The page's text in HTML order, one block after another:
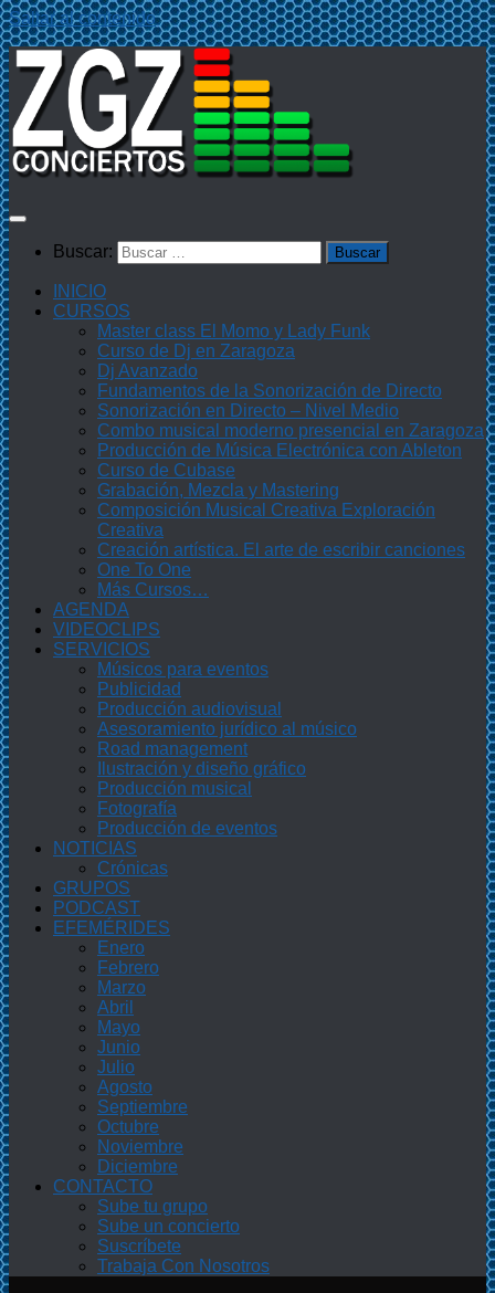
Saltar al contenido
Buscar:
INICIO
CURSOS
Master class El Momo y Lady Funk
Curso de Dj en Zaragoza
Dj Avanzado
Fundamentos de la Sonorización de Directo
Sonorización en Directo – Nivel Medio
Combo musical moderno presencial en Zaragoza
Producción de Música Electrónica con Ableton
Curso de Cubase
Grabación, Mezcla y Mastering
Composición Musical Creativa Exploración
Creativa
Creación artística. El arte de escribir canciones
One To One
Más Cursos…
AGENDA
VIDEOCLIPS
SERVICIOS
Músicos para eventos
Publicidad
Producción audiovisual
Asesoramiento jurídico al músico
Road management
Ilustración y diseño gráfico
Producción musical
Fotografía
Producción de eventos
NOTICIAS
Crónicas
GRUPOS
PODCAST
EFEMÉRIDES
Enero
Febrero
Marzo
Abril
Mayo
Junio
Julio
Agosto
Septiembre
Octubre
Noviembre
Diciembre
CONTACTO
Sube tu grupo
Sube un concierto
Suscríbete
Trabaja Con Nosotros